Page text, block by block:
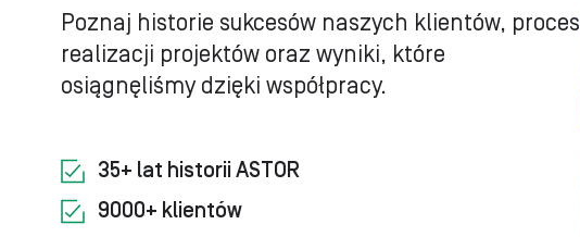
Poznaj historie sukcesów naszych klientów, proces
realizacji projektów oraz wyniki, które
osiągnęliśmy dzięki współpracy.
35+ lat historii ASTOR
9000+ klientów